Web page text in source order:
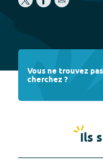
Vous ne trouvez
cherchez ?
Ils